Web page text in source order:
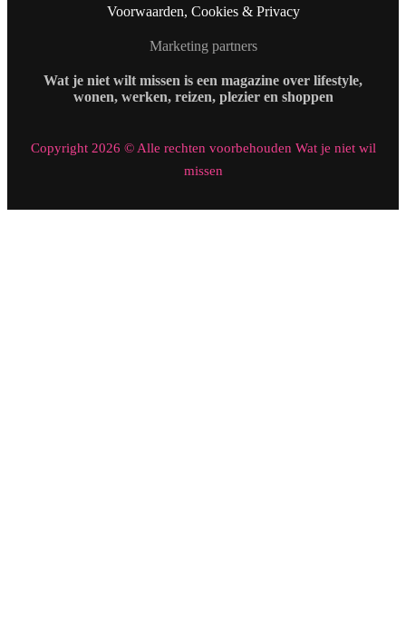
Voorwaarden, Cookies & Privacy
Marketing partners
Wat je niet wilt missen is een magazine over lifestyle,
wonen, werken, reizen, plezier en shoppen
Copyright 2026 © Alle rechten voorbehouden Wat je niet wil
missen